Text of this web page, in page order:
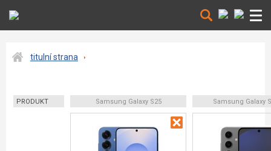
titulní strana
PRODUKT Samsung Galaxy S25 Samsung Galaxy